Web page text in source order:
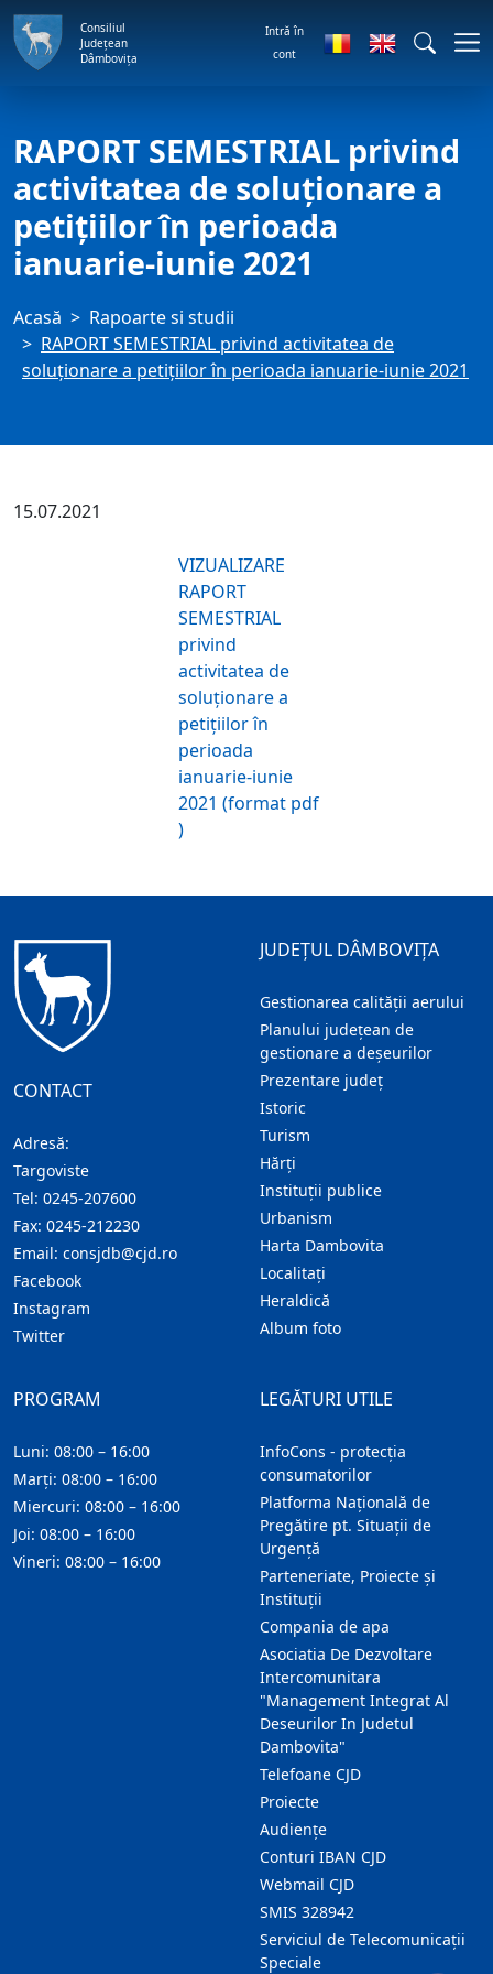
Consiliul
Județean
Dâmbovița
Intră în
cont
RAPORT SEMESTRIAL privind
activitatea de soluţionare a
petiţiilor în perioada
ianuarie-iunie 2021
Acasă
Rapoarte si studii
RAPORT SEMESTRIAL privind activitatea de
soluţionare a petiţiilor în perioada ianuarie-iunie 2021
15.07.2021
VIZUALIZARE
RAPORT
SEMESTRIAL
privind
activitatea de
soluţionare a
petiţiilor în
perioada
ianuarie-iunie
2021 (format pdf
)
CONTACT
Adresă:
Targoviste
Tel: 0245-207600
Fax: 0245-212230
Email: consjdb@cjd.ro
Facebook
Instagram
Twitter
JUDEȚUL DÂMBOVIȚA
Gestionarea calității aerului
Planului județean de
gestionare a deșeurilor
Prezentare judeţ
Istoric
Turism
Hărţi
Instituţii publice
Urbanism
Harta Dambovita
Localitaţi
Heraldică
Album foto
LEGĂTURI UTILE
InfoCons - protecția
consumatorilor
Platforma Națională de
Pregătire pt. Situații de
Urgență
Parteneriate, Proiecte și
Instituții
Compania de apa
Asociatia De Dezvoltare
Intercomunitara
"Management Integrat Al
Deseurilor In Judetul
Dambovita"
Telefoane CJD
Proiecte
Audienţe
Conturi IBAN CJD
Webmail CJD
SMIS 328942
Serviciul de Telecomunicații
Speciale
PROGRAM
Luni: 08:00 – 16:00
Marți: 08:00 – 16:00
Miercuri: 08:00 – 16:00
Joi: 08:00 – 16:00
Vineri: 08:00 – 16:00